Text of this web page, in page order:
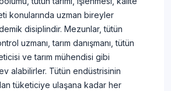
konularında uzman bireyler
disiplindir. Mezunlar, tütün
uzmanı, tarım danışmanı, tütün
ve tarım mühendisi gibi
alabilirler. Tütün endüstrisinin
tüketiciye ulaşana kadar her